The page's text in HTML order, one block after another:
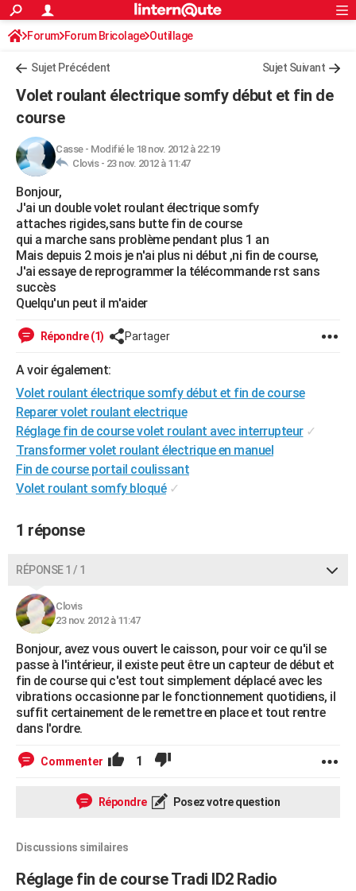
ACTUALITÉS
Politique
Société
Faits Divers
Education
Monde
Villes
+
FINANCE
Retraite
Impôts
Epargne
Immobilier
Risques naturels par ville
Banque
Assurance
Crédit
AUTO
Essais
Réserver un essai
Citadines
Berlines
SUV
Forum auto
HIGH-TECH
Mobiles
Meilleur smartphone
Internet
Ordinateurs
Jeux vidéo
Guide high-tech
+BRICOLAGE
Forum
Aménagement intérieur
Extérieur
Cuisine
Salle de bains
Jardinage
Rangement
WEEK-END
Guides de France
Escapades
Patrimoine
Expositions
Musées
Week-end nature
+LIFESTYLE
Art de vivre
Bien-être
Loisirs
Mode
Modes de vie
SANTE
Alimentation
Guide de la santé
Maladies
Médicaments
Sommeil
VOYAGE
Destinations
City break
Voyage nature
Voyage de noces
Forum
Climat
+PHOTO
GUIDES D'ACHAT
BONS PLANS
CARTE DE VOEUX
Dictionnaire
Biographies
Citations
Expressions
Proverbes
PROGRAMME TV
COPAINS D'AVANT
S'inscrire
Se connecter
Lycées
Collèges
Primaires
Universités
Entreprises
Service militaire
Avis de recherche
AVIS DE DÉCÈS
FORUM
Bricolage
Lifestyle
Culture
Sport
Auto
Television
Voyage
Cinema
S'inscrire
Connexion
Forum Forum Bricolage Outillage
Sujet Précédent Sujet Suivant
Volet roulant électrique somfy début et fin de
course
Casse- Modifié le 18 nov. 2012 à 22:19
Clovis - 23 nov. 2012 à 11:47
Bonjour,
J'ai un double volet roulant électrique somfy
attaches rigides,sans butte fin de course
qui a marche sans problème pendant plus 1 an
Mais depuis 2 mois je n'ai plus ni début ,ni fin de course,
J'ai essaye de reprogrammer la télécommande rst sans
succès
Quelqu'un peut il m'aider
Répondre (1) Partager
A voir également:
Volet roulant électrique somfy début et fin de course
Reparer volet roulant electrique
Réglage fin de course volet roulant avec interrupteur ✓
Transformer volet roulant électrique en manuel
Fin de course portail coulissant
Volet roulant somfy bloqué ✓
1 réponse
RÉPONSE 1 / 1
Clovis
23 nov. 2012 à 11:47
Bonjour, avez vous ouvert le caisson, pour voir ce qu'il se
passe à l'intérieur, il existe peut être un capteur de début et
fin de course qui c'est tout simplement déplacé avec les
vibrations occasionne par le fonctionnement quotidiens, il
suffit certainement de le remettre en place et tout rentre
dans l'ordre.
Commenter 1
Répondre Posez votre question
Discussions similaires
Réglage fin de course Tradi ID2 Radio